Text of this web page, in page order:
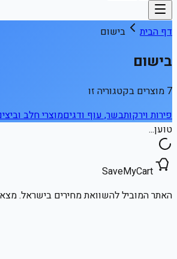
דף הבית בישום
בישום
7 מוצרים בקטגוריה זו
פירות וירקותבשר, עוף ודגיםמוצרי חלב
טוען...
SaveMyCart
האתר המוביל להשוואת מחירים בישראל.